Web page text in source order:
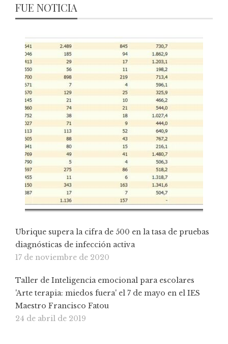
FUE NOTICIA
Ubrique supera la cifra de 500 en la tasa de pruebas
diagnósticas de infección activa
17 de noviembre de 2020
Taller de Inteligencia emocional para escolares
'Arte terapia: miedos fuera' el 7 de mayo en el IES
Maestro Francisco Fatou
24 de abril de 2019